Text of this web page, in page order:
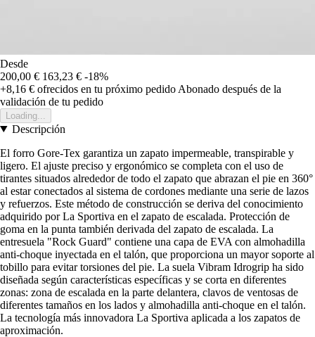
Desde
200,00 € 163,23 € -18%
+8,16 € ofrecidos en tu próximo pedido Abonado después de la
validación de tu pedido
Loading...
Descripción
El forro Gore-Tex garantiza un zapato impermeable, transpirable y
ligero. El ajuste preciso y ergonómico se completa con el uso de
tirantes situados alrededor de todo el zapato que abrazan el pie en 360°
al estar conectados al sistema de cordones mediante una serie de lazos
y refuerzos. Este método de construcción se deriva del conocimiento
adquirido por La Sportiva en el zapato de escalada. Protección de
goma en la punta también derivada del zapato de escalada. La
entresuela "Rock Guard" contiene una capa de EVA con almohadilla
anti-choque inyectada en el talón, que proporciona un mayor soporte al
tobillo para evitar torsiones del pie. La suela Vibram Idrogrip ha sido
diseñada según características específicas y se corta en diferentes
zonas: zona de escalada en la parte delantera, clavos de ventosas de
diferentes tamaños en los lados y almohadilla anti-choque en el talón.
La tecnología más innovadora La Sportiva aplicada a los zapatos de
aproximación.